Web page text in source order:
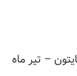
– تیر ماه